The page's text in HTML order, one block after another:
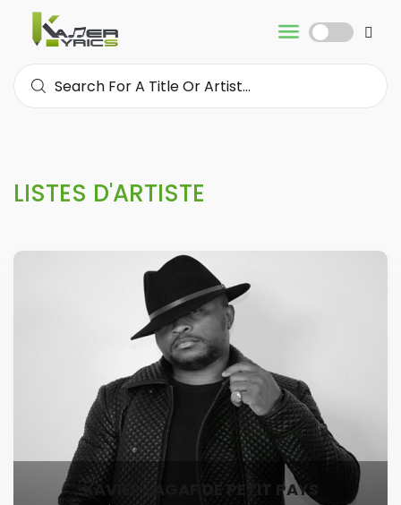
LISTES D'ARTISTE
XAVIER LAGAF DE PETIT PAYS